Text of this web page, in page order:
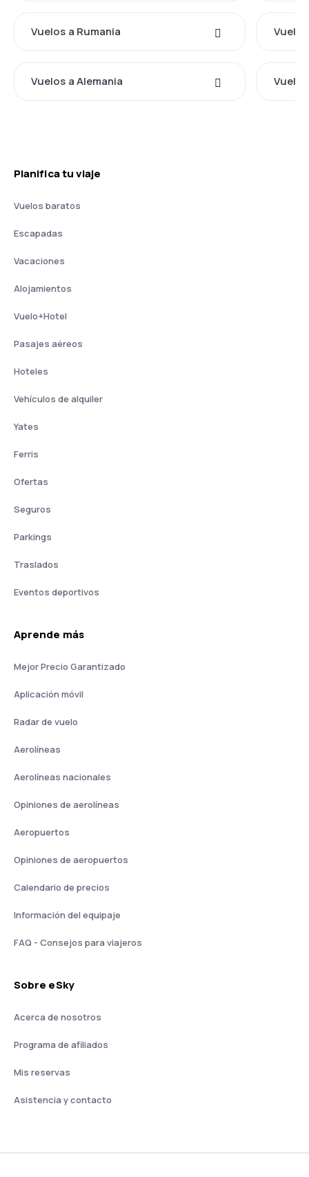
Vuelos a Rumania
Vuelos a Alemania
Planifica tu viaje
Vuelos baratos
Escapadas
Vacaciones
Alojamientos
Vuelo+Hotel
Pasajes aéreos
Hoteles
Vehículos de alquiler
Yates
Ferris
Ofertas
Seguros
Parkings
Traslados
Eventos deportivos
Aprende más
Mejor Precio Garantizado
Aplicación móvil
Radar de vuelo
Aerolíneas
Aerolíneas nacionales
Opiniones de aerolíneas
Aeropuertos
Opiniones de aeropuertos
Calendario de precios
Información del equipaje
FAQ - Consejos para viajeros
Sobre eSky
Acerca de nosotros
Programa de afiliados
Mis reservas
Asistencia y contacto